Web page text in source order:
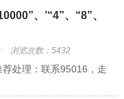
、’“4”、“8”、
浏览次数：5432
处理：联系95016，走